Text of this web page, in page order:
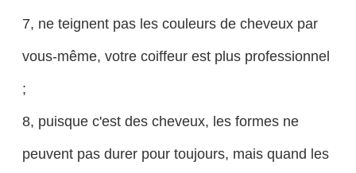
7, ne teignent pas les couleurs de cheveux par
vous-même, votre coiffeur est plus professionnel
;
8, puisque c'est des cheveux, les formes ne
peuvent pas durer pour toujours, mais quand les